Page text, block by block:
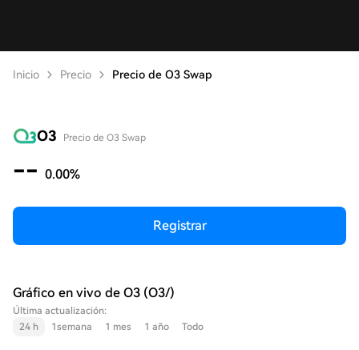
Inicio Precio Precio de O3 Swap
O3 Precio de O3 Swap
-- 0.00%
Registrar
Gráfico en vivo de O3 (O3/)
Última actualización:
24 h
1semana 1 mes 1 año Todo